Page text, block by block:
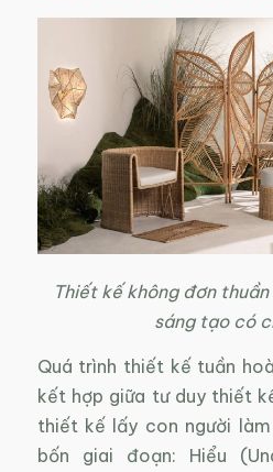
Thiết kế không đơn
sáng tạo có
Quá trình thiết kế tuần
kết hợp giữa tư duy thiết
thiết kế lấy con người
bốn giai đoạn: Hiểu